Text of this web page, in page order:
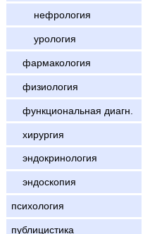
нефрология
урология
фармакология
физиология
функциональная диагн.
хирургия
эндокринология
эндоскопия
психология
публицистика